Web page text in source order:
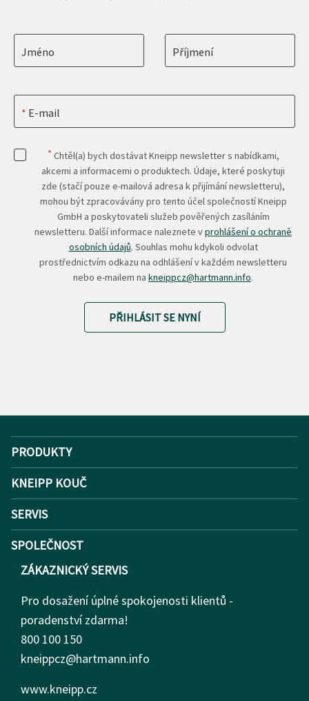
Jméno Příjmení
E-mail
* Chtěl(a) bych dostávat Kneipp newsletter s nabídkami,
akcemi a informacemi o produktech. Údaje, které poskytuji
zde (stačí pouze e-mailová adresa k přijímání newsletteru),
mohou být zpracovávány pro tento účel společností Kneipp
GmbH a poskytovateli služeb pověřených zasíláním
newsletteru. Další informace naleznete vprohlášení o ochraně
osobních údajů. Souhlas mohu kdykoli odvolat
prostřednictvím odkazu na odhlášení v každém newsletteru
nebo e-mailem na kneippcz@hartmann.info.
PŘIHLÁSIT SE NYNÍ
PRODUKTY
KNEIPP KOUČ
SERVIS
SPOLEČNOST
ZÁKAZNICKÝ SERVIS
Pro dosažení úplné spokojenosti klientů -
poradenství zdarma!
800 100 150
kneippcz@hartmann.info
www.kneipp.cz